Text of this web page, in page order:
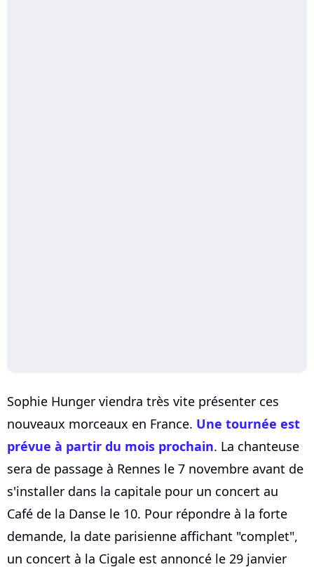
Sophie Hunger viendra très vite présenter ces
nouveaux morceaux en France. Une tournée est
prévue à partir du mois prochain. La chanteuse
sera de passage à Rennes le 7 novembre avant de
s'installer dans la capitale pour un concert au
Café de la Danse le 10. Pour répondre à la forte
demande, la date parisienne affichant "complet",
un concert à la Cigale est annoncé le 29 janvier